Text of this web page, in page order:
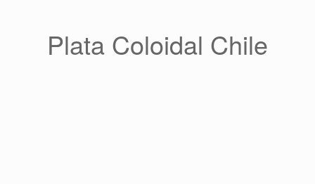
Plata Coloidal Chile